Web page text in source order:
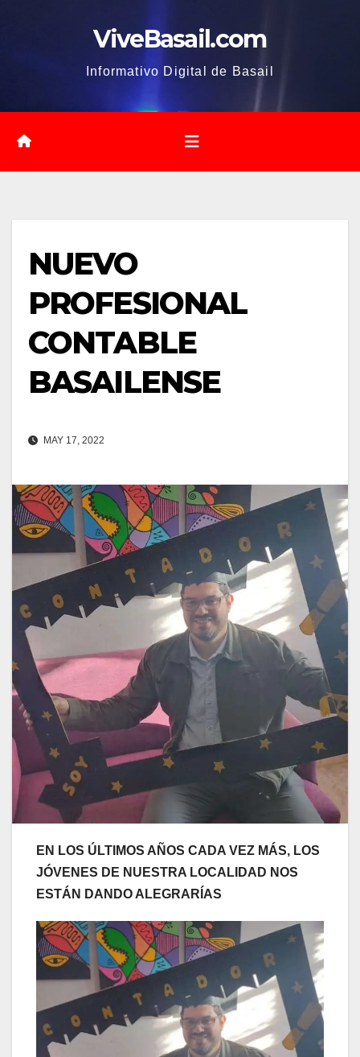
ViveBasail.com
Informativo Digital de Basail
NUEVO
PROFESIONAL
CONTABLE
BASAILENSE
MAY 17, 2022
EN LOS ÚLTIMOS AÑOS CADA VEZ MÁS, LOS
JÓVENES DE NUESTRA LOCALIDAD NOS
ESTÁN DANDO ALEGRARÍAS